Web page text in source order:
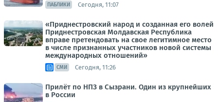
ПАБЛИКИ Сегодня, 11:07
«Приднестровский народ и созданная его волей
Приднестровская Молдавская Республика
вправе претендовать на свое легитимное место
в числе признанных участников новой системы
международных отношений»
СМИ Сегодня, 11:26
Прилёт по НПЗ в Сызрани. Один из крупнейших
в России